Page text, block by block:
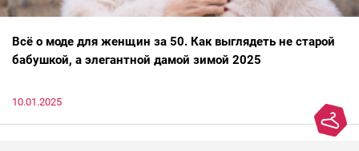
Всё о моде для женщин за 50. Как выглядеть не старой
бабушкой, а элегантной дамой зимой 2025
10.01.2025